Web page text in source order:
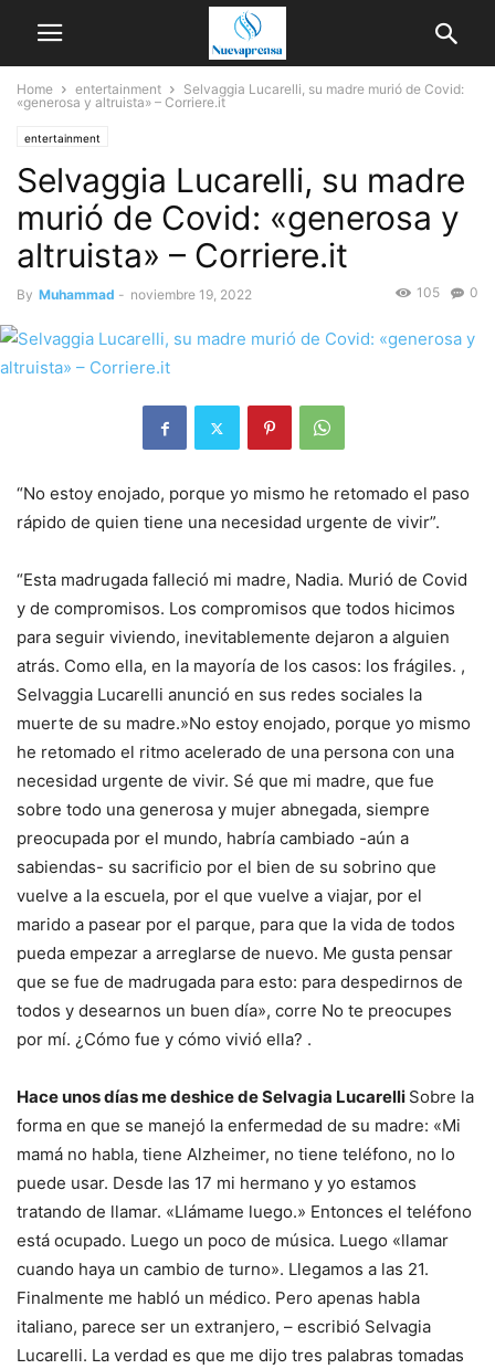
Home entertainment
Selvaggia Lucarelli, su madre murió de Covid:
«generosa y altruista» – Corriere.it
entertainment
Selvaggia Lucarelli, su madre
murió de Covid: «generosa y
altruista» – Corriere.it
By Muhammad - noviembre 19, 2022 0
105
“No estoy enojado, porque yo mismo he retomado el paso
rápido de quien tiene una necesidad urgente de vivir”.
“Esta madrugada falleció mi madre, Nadia. Murió de Covid
y de compromisos. Los compromisos que todos hicimos
para seguir viviendo, inevitablemente dejaron a alguien
atrás. Como ella, en la mayoría de los casos: los frágiles. ,
Selvaggia Lucarelli anunció en sus redes sociales la
muerte de su madre.»No estoy enojado, porque yo mismo
he retomado el ritmo acelerado de una persona con una
necesidad urgente de vivir. Sé que mi madre, que fue
sobre todo una generosa y mujer abnegada, siempre
preocupada por el mundo, habría cambiado -aún a
sabiendas- su sacrificio por el bien de su sobrino que
vuelve a la escuela, por el que vuelve a viajar, por el
marido a pasear por el parque, para que la vida de todos
pueda empezar a arreglarse de nuevo. Me gusta pensar
que se fue de madrugada para esto: para despedirnos de
todos y desearnos un buen día», corre No te preocupes
por mí. ¿Cómo fue y cómo vivió ella? .
Hace unos días me deshice de Selvagia Lucarelli Sobre la
forma en que se manejó la enfermedad de su madre: «Mi
mamá no habla, tiene Alzheimer, no tiene teléfono, no lo
puede usar. Desde las 17 mi hermano y yo estamos
tratando de llamar. «Llámame luego.» Entonces el teléfono
está ocupado. Luego un poco de música. Luego «llamar
cuando haya un cambio de turno». Llegamos a las 21.
Finalmente me habló un médico. Pero apenas habla
italiano, parece ser un extranjero, – escribió Selvagia
Lucarelli. La verdad es que me dijo tres palabras tomadas